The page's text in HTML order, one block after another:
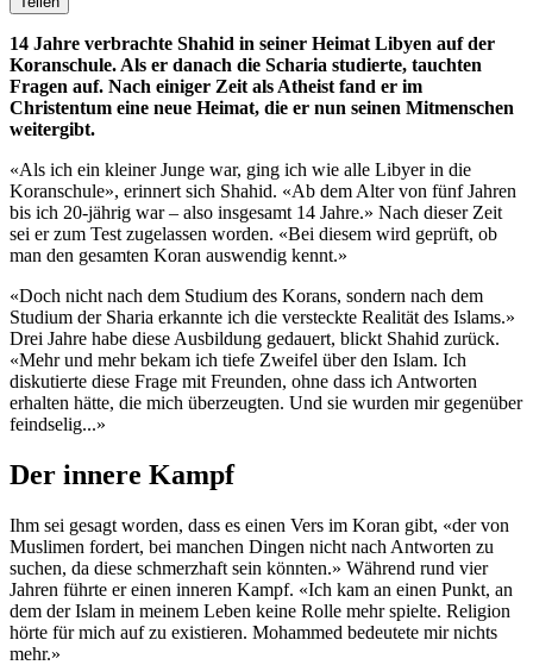
14 Jahre verbrachte Shahid in seiner Heimat Libyen auf der
Koranschule. Als er danach die Scharia studierte, tauchten
Fragen auf. Nach einiger Zeit als Atheist fand er im
Christentum eine neue Heimat, die er nun seinen Mitmenschen
weitergibt.
«Als ich ein kleiner Junge war, ging ich wie alle Libyer in die
Koranschule», erinnert sich Shahid. «Ab dem Alter von fünf Jahren
bis ich 20-jährig war – also insgesamt 14 Jahre.» Nach dieser Zeit
sei er zum Test zugelassen worden. «Bei diesem wird geprüft, ob
man den gesamten Koran auswendig kennt.»
«Doch nicht nach dem Studium des Korans, sondern nach dem
Studium der Sharia erkannte ich die versteckte Realität des Islams.»
Drei Jahre habe diese Ausbildung gedauert, blickt Shahid zurück.
«Mehr und mehr bekam ich tiefe Zweifel über den Islam. Ich
diskutierte diese Frage mit Freunden, ohne dass ich Antworten
erhalten hätte, die mich überzeugten. Und sie wurden mir gegenüber
feindselig...»
Der innere Kampf
Ihm sei gesagt worden, dass es einen Vers im Koran gibt, «der von
Muslimen fordert, bei manchen Dingen nicht nach Antworten zu
suchen, da diese schmerzhaft sein könnten.» Während rund vier
Jahren führte er einen inneren Kampf. «Ich kam an einen Punkt, an
dem der Islam in meinem Leben keine Rolle mehr spielte. Religion
hörte für mich auf zu existieren. Mohammed bedeutete mir nichts
mehr.»